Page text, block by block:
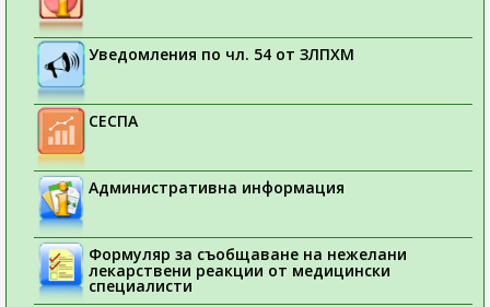
Уведомления по чл. 54 от ЗЛПХМ
СЕСПА
Административна информация
Формуляр за съобщаване на нежелани
лекарствени реакции от медицински
специалисти